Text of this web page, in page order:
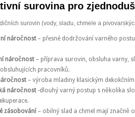
surovina pro
surovin (vody, sladu, chmele a
náročnost – přesné dodržování varného
náročnost – příprava surovin, obsluha varny,
pracovníků.
– výroba mladiny klasickým
náročnost -dlouhý varný postup s několika
zásobování– obilný slad a chmel mají značně